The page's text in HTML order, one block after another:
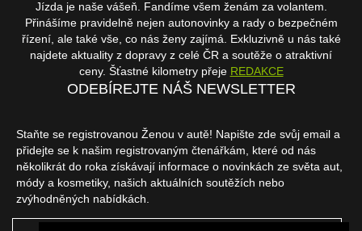
Jízda je naše vášeň. Fandíme všem ženám za volantem.
Přinášíme pravidelně nejen autonovinky a rady o bezpečném
řízení, ale také vše, co nás ženy zajímá. Exkluzivně u nás také
najdete aktuality z dopravy z celé ČR a soutěže o atraktivní
ceny. Šťastné kilometry přeje REDAKCE
ODEBÍREJTE NÁŠ NEWSLETTER
Staňte se registrovanou Ženou v autě! Napište zde svůj email a
přidejte se k našim registrovaným čtenářkám, které od nás
několikrát do roka získávají informace o novinkách ze světa aut,
módy a kosmetiky, našich aktuálních soutěžích nebo
zvýhodněných nabídkách.